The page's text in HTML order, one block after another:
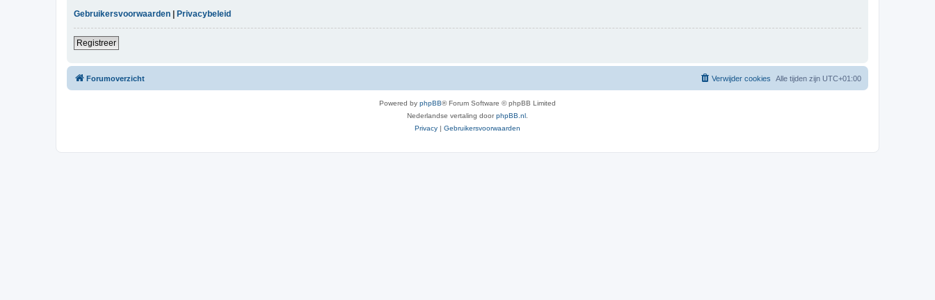
Gebruikersvoorwaarden | Privacybeleid
Registreer
Forumoverzicht Alle tijden zijn UTC+01:00
Verwijder cookies
Powered by phpBB® Forum Software © phpBB Limited
Nederlandse vertaling doorphpBB.nl
Privacy | Gebruikersvoorwaarden